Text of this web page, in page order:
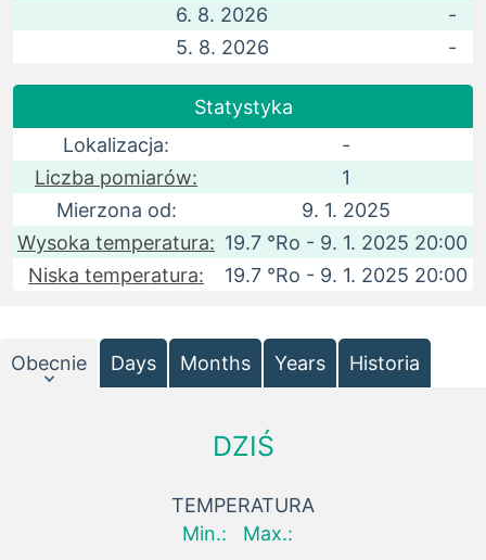
6. 8. 2026
-
5. 8. 2026
-
Statystyka
Lokalizacja:
-
Liczba pomiarów:
1
Mierzona od:
9. 1. 2025
Wysoka temperatura: 19.7 °Ro - 9. 1. 2025 20:00
Niska temperatura:
19.7 °Ro - 9. 1. 2025 20:00
Obecnie Days Months Years Historia
DZIŚ
TEMPERATURA
Min.:
Max.: